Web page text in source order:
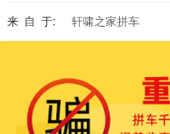
来 自 于: 轩啸之家拼车